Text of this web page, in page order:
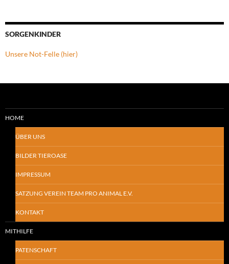
SORGENKINDER
Unsere Not-Felle (hier)
HOME
ÜBER UNS
BILDER TIEROASE
IMPRESSUM
SATZUNG VEREIN TEAM PRO ANIMAL E.V.
KONTAKT
MITHILFE
PATENSCHAFT